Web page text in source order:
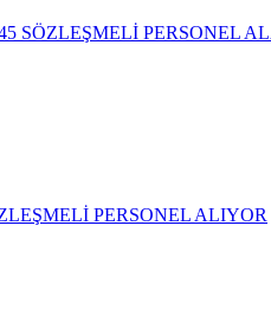
SÖZLEŞMELİ PERSONEL
PERSONEL ALIYOR